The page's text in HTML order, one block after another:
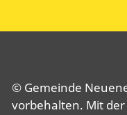
© Gemeinde
vorbehalten. Mit